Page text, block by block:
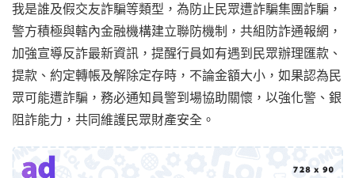
我是誰及假交友詐騙等類型，為防止民眾遭詐騙集團詐騙，
警方積極與轄內金融機構建立聯防機制，共組防詐通報網，
加強宣導反詐最新資訊，提醒行員如有遇到民眾辦理匯款、
提款、約定轉帳及解除定存時，不論金額大小，如果認為民
眾可能遭詐騙，務必通知員警到場協助關懷，以強化警、銀
阻詐能力，共同維護民眾財產安全。